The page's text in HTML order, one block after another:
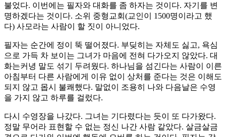
불었다. 이번에는 필자와 대화를 좀 하자는 것이다. 자기를 변
명하겠다는 것이다. 소위 중형교회(교인이 1500명이라고 했
다) 사모라는 사람이 할 짓이 아니었다.
필자는 순간에 정이 뚝 떨어졌다. 부딪히는 자체도 싫고, 욕심
으로 가득 차 보이는 그녀가 마음에 전혀 다가오지 않았다. 대
화는커녕 말도 섞기 두려웠다. 하나님을 섬긴다는 사람이 이른
아침부터 다른 사람에게 이유 없이 상처를 준다는 것은 이해도
되지 않고 몹시 불쾌했다. 말없이 조용히 나와 다음날은 수영
을 가지 않고 하루를 걸렀다.
다시 수영장을 나갔다. 그녀는 기다렸다는 듯이 또 다가왔다.
정말 무어라 표현할 수 없는 정신 나간 사람 같았다. 살금살금